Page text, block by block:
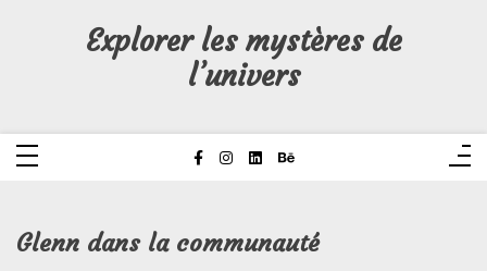
Explorer les mystères de
l’univers
Glenn dans la communauté